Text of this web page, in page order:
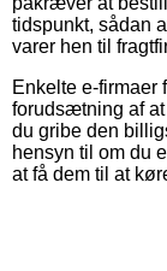
tidspunkt, sådan
varer hen til
Enkelte e-firmaer
forudsætning af at
du gribe den
hensyn til om du
at få dem til at